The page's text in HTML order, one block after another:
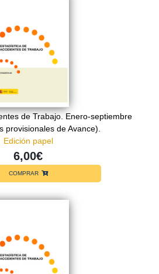
de Trabajo. Enero-septiembre
provisionales de Avance).
Edición papel
6,00€
COMPRAR